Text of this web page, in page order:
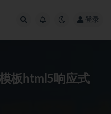
登录
板html5响应式